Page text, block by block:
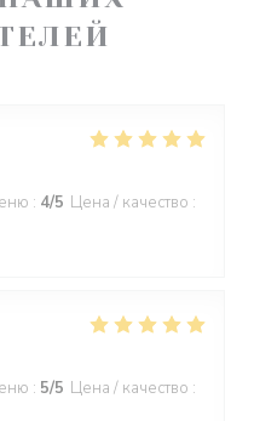
: 4/5 Цена / качество :
: 5/5 Цена / качество :